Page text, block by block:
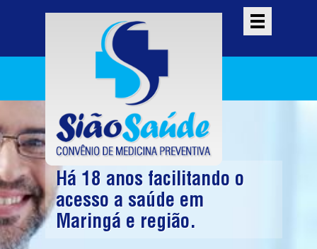
Há 18 anos facilitando o
acesso a saúde em
Maringá e região.